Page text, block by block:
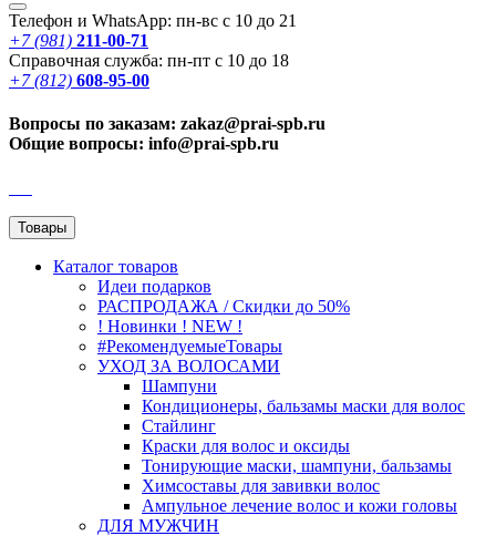
Телефон и WhatsApp: пн-вс с 10 до 21
+7 (981) 211-00-71
Справочная служба: пн-пт с 10 до 18
+7 (812) 608-95-00
Вопросы по заказам: zakaz@prai-spb.ru
Общие вопросы: info@prai-spb.ru
Товары
Каталог товаров
Идеи подарков
РАСПРОДАЖА / Скидки до 50%
! Новинки ! NEW !
#РекомендуемыеТовары
УХОД ЗА ВОЛОСАМИ
Шампуни
Кондиционеры, бальзамы маски для волос
Стайлинг
Краски для волос и оксиды
Тонирующие маски, шампуни, бальзамы
Химсоставы для завивки волос
Ампульное лечение волос и кожи головы
ДЛЯ МУЖЧИН